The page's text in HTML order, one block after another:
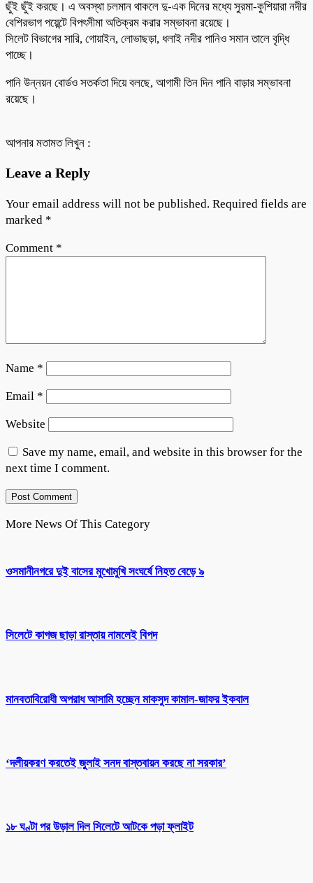
ছুঁই ছুঁই করছে। এ অবস্থা চলমান থাকলে দু-এক দিনের মধ্যে সুরমা-কুশিয়ারা নদীর
বেশিরভাগ পয়েন্টে বিপৎসীমা অতিক্রম করার সম্ভাবনা রয়েছে।
সিলেট বিভাগের সারি, গোয়াইন, লোভাছড়া, ধলাই নদীর পানিও সমান তালে বৃদ্ধি
পাচ্ছে।
পানি উন্নয়ন বোর্ডও সতর্কতা দিয়ে বলছে, আগামী তিন দিন পানি বাড়ার সম্ভাবনা
রয়েছে।
আপনার মতামত লিখুন :
Leave a Reply
Your email address will not be published. Required fields are
marked *
Comment *
Name *
Email *
Website
Save my name, email, and website in this browser for the
next time I comment.
More News Of This Category
ওসমানীনগরে দুই বাসের মুখোমুখি সংঘর্ষে নিহত বেড়ে ৯
সিলেটে কাগজ ছাড়া রাস্তায় নামলেই বিপদ
মানবতাবিরোধী অপরাধ আসামি হচ্ছেন মাকসুদ কামাল-জাফর ইকবাল
‘দলীয়করণ করতেই জুলাই সনদ বাস্তবায়ন করছে না সরকার’
১৮ ঘণ্টা পর উড়াল দিল সিলেটে আটকে পড়া ফ্লাইট